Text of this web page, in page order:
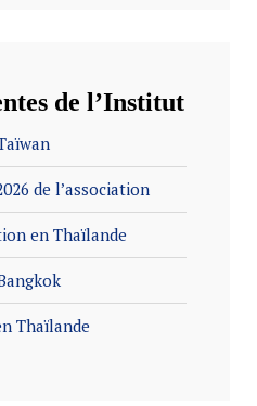
de l’Institut
de l’association
en Thaïlande
Thaïlande